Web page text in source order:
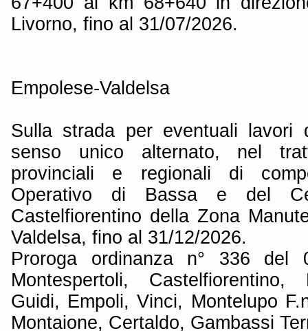
Livorno, fino al 31/07/2026.
Empolese-Valdelsa
Sulla strada per eventuali lavori
senso unico alternato, nel
provinciali e regionali di
Operativo di Bassa e del
Castelfiorentino della Zona
Valdelsa, fino al 31/12/2026.
Proroga ordinanza n° 336 del
Montespertoli, Castelfiorentino,
Guidi, Empoli, Vinci, Montelupo
Montaione, Certaldo, Gambassi